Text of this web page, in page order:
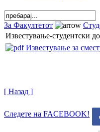
За Факултетот
Известување-студентски
Известување за
[ Назад ]
Следете на FACEBOOK!